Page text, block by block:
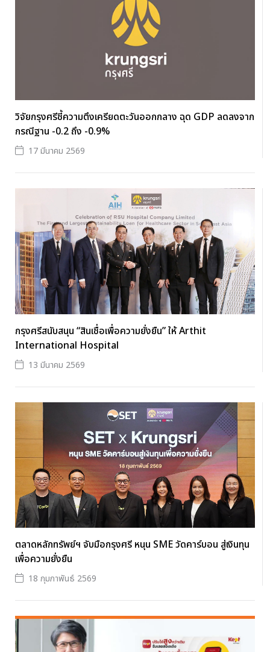
วิจัยกรุงศรีชี้ความตึงเครียดตะวันออกกลาง ฉุด GDP ลดลงจาก
กรณีฐาน -0.2 ถึง -0.9%
17 มีนาคม 2569
กรุงศรีสนับสนุน “สินเชื่อเพื่อความยั่งยืน” ให้ Arthit
International Hospital
13 มีนาคม 2569
ตลาดหลักทรัพย์ฯ จับมือกรุงศรี หนุน SME วัดคาร์บอน สู่เงินทุน
เพื่อความยั่งยืน
18 กุมภาพันธ์ 2569